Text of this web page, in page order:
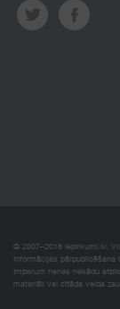
© 2007–2018 Iepirkumi.lv.
Informācijas pārpublicēšana
Imperum nenes nekādu
materiāli vai citāda veida